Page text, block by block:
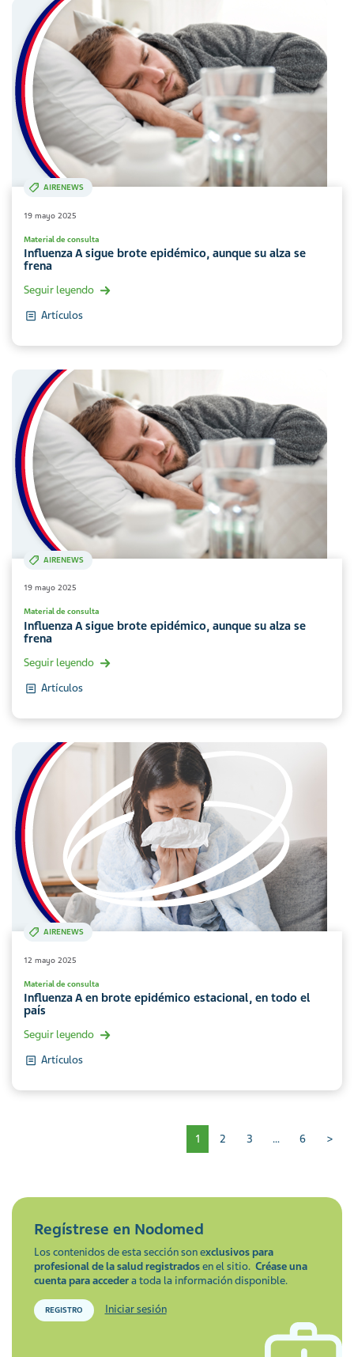
AIRENEWS
19 mayo 2025
Material de consulta
Influenza A sigue brote epidémico, aunque su alza se
frena
Seguir leyendo
Artículos
AIRENEWS
19 mayo 2025
Material de consulta
Influenza A sigue brote epidémico, aunque su alza se
frena
Seguir leyendo
Artículos
AIRENEWS
12 mayo 2025
Material de consulta
Influenza A en brote epidémico estacional, en todo el
país
Seguir leyendo
Artículos
1 2 3 … 6 >
Regístrese en Nodomed
Los contenidos de esta sección son exclusivos para
profesional de la salud registradosen el sitio. Créase una
cuenta para accedera toda la información disponible.
REGISTRO Iniciar sesión